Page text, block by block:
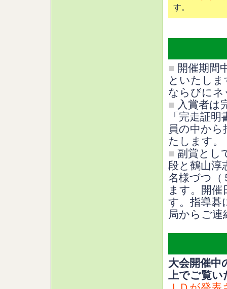
す。
■ 開催期間
といたし
ならびにネ
■ 入賞者は
「完走証
員の中か
たします。
■ 副賞とし
段と鶴山淳
名様づつ（
ます。開催
す。指導碁
局からご
大会開催中
上でご覧い